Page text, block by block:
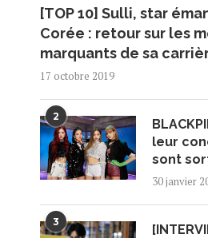
[TOP 10] Sulli, star
Corée : retour sur les
marquants de sa
17 octobre 2019
2
leur
sont
30 janvier
3